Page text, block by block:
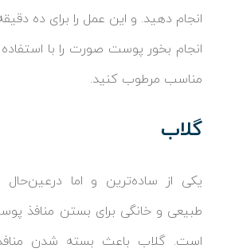
انجام دهید. و این عمل را برای ده
انجام بخور پوست صورت را با
مناسب مرطوب کنید.
گلاب
یکی از ساده‌ترین و اما درعین‌حال
طبیعی و خانگی برای بستن منافذ
است. گلاب باعث بسته شدن